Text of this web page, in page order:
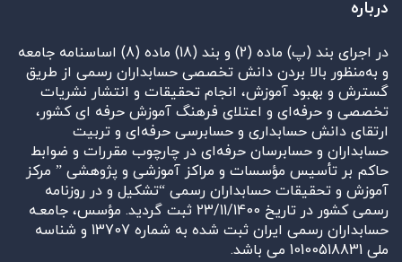
درباره
در اجرای بند (پ) ماده (2) و بند (18) ماده (8) اساسنامه جامعه
و به‌منظور بالا بردن دانش تخصصی حسابداران رسمی از طریق
گسترش و بهبود آموزش، انجام تحقیقات و انتشار نشریات
تخصصی و حرفه‌ای و اعتلای فرهنگ آموزش حرفه ای کشور،
ارتقای دانش حسابداری و حسابرسی حرفه‌ای و تربیت
حسابداران و حسابرسان حرفه‌ای در چارچوب مقررات و ضوابط
حاکم بر تأسیس مؤسسات و مراکز آموزشی و پژوهشی ” مرکز
آموزش و تحقیقات حسابداران رسمی “تشکیل و در روزنامه
رسمی کشور در تاریخ 23/11/1400 ثبت گردید. مؤسس، جامعـه
حسابداران رسمی ایران ثبت شده به شماره 13707 و شناسه
ملی 10100518831 می باشد.